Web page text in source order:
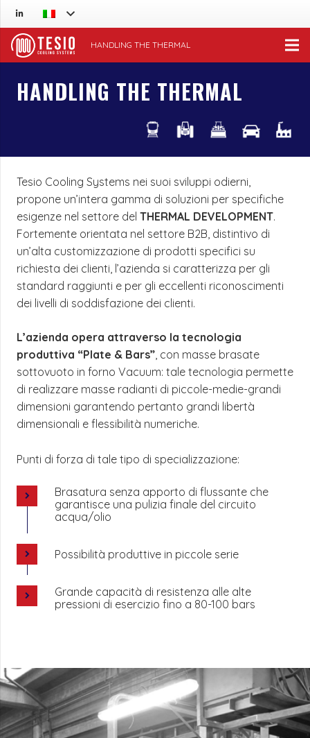
HANDLING THE THERMAL
HANDLING THE THERMAL
Tesio Cooling Systems nei suoi sviluppi odierni,
propone un’intera gamma di soluzioni per specifiche
esigenze nel settore del THERMAL DEVELOPMENT.
Fortemente orientata nel settore B2B, distintivo di
un’alta customizzazione di prodotti specifici su
richiesta dei clienti, l’azienda si caratterizza per gli
standard raggiunti e per gli eccellenti riconoscimenti
dei livelli di soddisfazione dei clienti.
L’azienda opera attraverso la tecnologia
produttiva “Plate & Bars”, con masse brasate
sottovuoto in forno Vacuum: tale tecnologia permette
di realizzare masse radianti di piccole-medie-grandi
dimensioni garantendo pertanto grandi libertà
dimensionali e flessibilità numeriche.
Punti di forza di tale tipo di specializzazione:
Brasatura senza apporto di flussante che
garantisce una pulizia finale del circuito
acqua/olio
Possibilità produttive in piccole serie
Grande capacità di resistenza alle alte
pressioni di esercizio fino a 80-100 bars